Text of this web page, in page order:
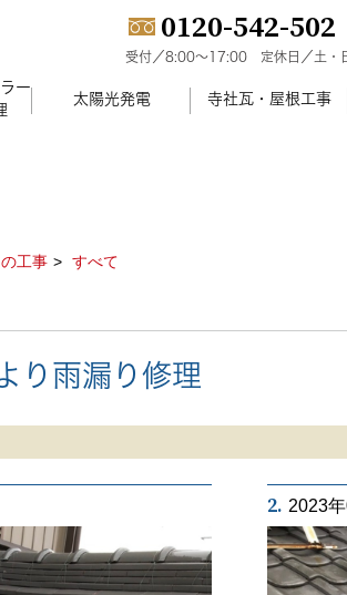
0120-542-502
受付／8:00～17:00 定休日／土
ー
太陽光発電 寺社瓦・屋根工事
工事 すべて
り雨漏り修理
2. 2023